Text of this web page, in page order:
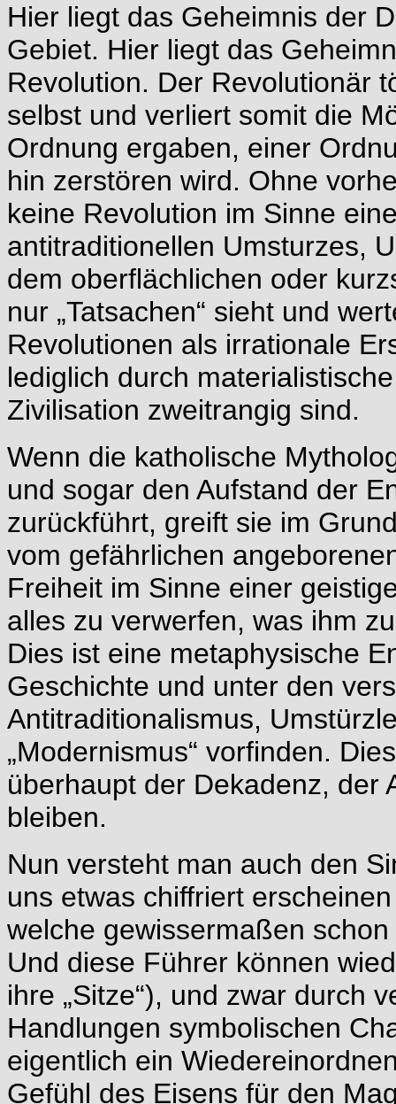
Hier liegt das Geheimnis der
Gebiet. Hier liegt das
Revolution. Der Revolutionär
selbst und verliert somit die
Ordnung ergaben, einer
hin zerstören wird. Ohne
keine Revolution im Sinne
antitraditionellen Umsturzes,
dem oberflächlichen oder
nur „Tatsachen“ sieht und
Revolutionen als irrationale
lediglich durch
Zivilisation zweitrangig sind.
Wenn die katholische
und sogar den Aufstand der
zurückführt, greift sie im
vom gefährlichen
Freiheit im Sinne einer
alles zu verwerfen, was ihm
Dies ist eine metaphysische
Geschichte und unter den
Antitraditionalismus,
„Modernismus“ vorfinden.
überhaupt der Dekadenz, der
bleiben.
Nun versteht man auch den
uns etwas chiffriert
welche gewissermaßen
Und diese Führer können
ihre „Sitze“), und zwar durch
Handlungen symbolischen
eigentlich ein
Gefühl des Eisens für den